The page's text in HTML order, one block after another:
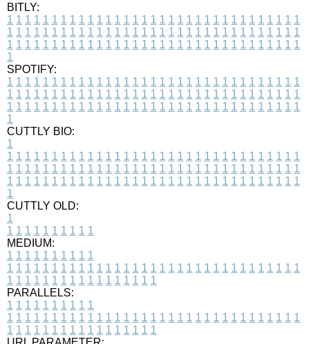
BITLY:
1 1 1 1 1 1 1 1 1 1 1 1 1 1 1 1 1 1 1 1 1 1 1 1 1 1 1 1 1 1 1 1 1
1 1 1 1 1 1 1 1 1 1 1 1 1 1 1 1 1 1 1 1 1 1 1 1 1 1 1 1 1 1 1 1 1
1 1 1 1 1 1 1 1 1 1 1 1 1 1 1 1 1 1 1 1 1 1 1 1 1 1 1 1 1 1 1 1 1
1
SPOTIFY:
1 1 1 1 1 1 1 1 1 1 1 1 1 1 1 1 1 1 1 1 1 1 1 1 1 1 1 1 1 1 1 1 1
1 1 1 1 1 1 1 1 1 1 1 1 1 1 1 1 1 1 1 1 1 1 1 1 1 1 1 1 1 1 1 1 1
1 1 1 1 1 1 1 1 1 1 1 1 1 1 1 1 1 1 1 1 1 1 1 1 1 1 1 1 1 1 1 1 1
1
CUTTLY BIO:
1
1 1 1 1 1 1 1 1 1 1 1 1 1 1 1 1 1 1 1 1 1 1 1 1 1 1 1 1 1 1 1 1 1
1 1 1 1 1 1 1 1 1 1 1 1 1 1 1 1 1 1 1 1 1 1 1 1 1 1 1 1 1 1 1 1 1
1 1 1 1 1 1 1 1 1 1 1 1 1 1 1 1 1 1 1 1 1 1 1 1 1 1 1 1 1 1 1 1 1
1
CUTTLY OLD:
1
1 1 1 1 1 1 1 1 1 1
MEDIUM:
1 1 1 1 1 1 1 1 1 1
1 1 1 1 1 1 1 1 1 1 1 1 1 1 1 1 1 1 1 1 1 1 1 1 1 1 1 1 1 1 1 1 1
1 1 1 1 1 1 1 1 1 1 1 1 1 1 1 1 1
PARALLELS:
1 1 1 1 1 1 1 1 1 1
1 1 1 1 1 1 1 1 1 1 1 1 1 1 1 1 1 1 1 1 1 1 1 1 1 1 1 1 1 1 1 1 1
1 1 1 1 1 1 1 1 1 1 1 1 1 1 1 1 1